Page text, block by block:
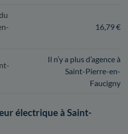
16,79 €
Il n’y a plus d’agence à
Saint-Pierre-en-
Faucigny
électrique à Saint-